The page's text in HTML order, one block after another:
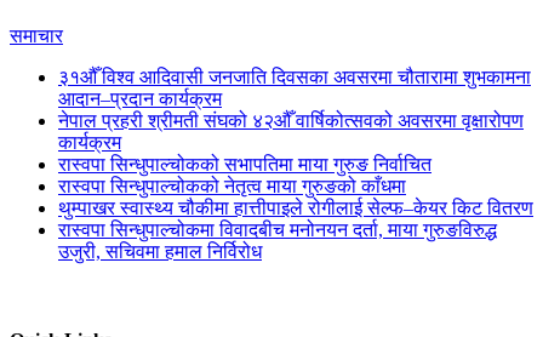
समाचार
३१औँ विश्व आदिवासी जनजाति दिवसका अवसरमा चौतारामा शुभकामना
आदान–प्रदान कार्यक्रम
नेपाल प्रहरी श्रीमती संघको ४२औँ वार्षिकोत्सवको अवसरमा वृक्षारोपण
कार्यक्रम
रास्वपा सिन्धुपाल्चोकको सभापतिमा माया गुरुङ निर्वाचित
रास्वपा सिन्धुपाल्चोकको नेतृत्व माया गुरुङको काँधमा
थुम्पाखर स्वास्थ्य चौकीमा हात्तीपाइले रोगीलाई सेल्फ–केयर किट वितरण
रास्वपा सिन्धुपाल्चोकमा विवादबीच मनोनयन दर्ता, माया गुरुङविरुद्ध
उजुरी, सचिवमा हमाल निर्विरोध